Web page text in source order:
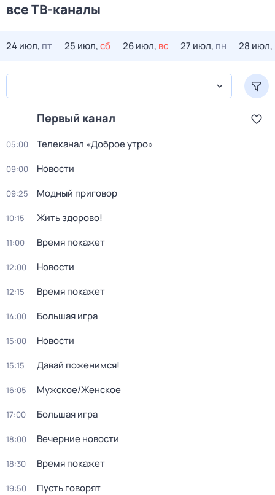
все ТВ-каналы
24 июл, пт 25 июл,сб 26 июл, вс 27 июл, пн 28 июл,
Первый канал
05:00 Телеканал «Доброе утро»
09:00 Новости
09:25 Модный приговор
10:15 Жить здорово!
11:00 Время покажет
12:00 Новости
12:15 Время покажет
14:00 Большая игра
15:00 Новости
15:15 Давай поженимся!
16:05 Мужское/Женское
17:00 Большая игра
18:00 Вечерние новости
18:30 Время покажет
19:50 Пусть говорят